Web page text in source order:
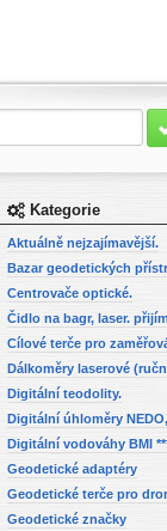
Kategorie
Aktuálně nejzajímavější.
Bazar geodetických
Centrovače optické.
Čidlo na bagr, laser.
Cílové terče pro
Dálkoměry laserové
Digitální teodolity.
Digitální vodováhy BMI
Geodetické adaptéry
Geodetické značky